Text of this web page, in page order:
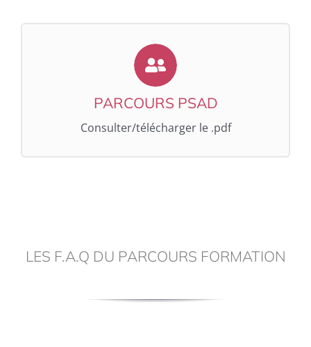
PARCOURS PSAD
Consulter/télécharger le .pdf
PARCOURS PSAD
CONSULTER/TÉLÉCHARGER LE .PDF
LES F.A.Q DU PARCOURS FORMATION